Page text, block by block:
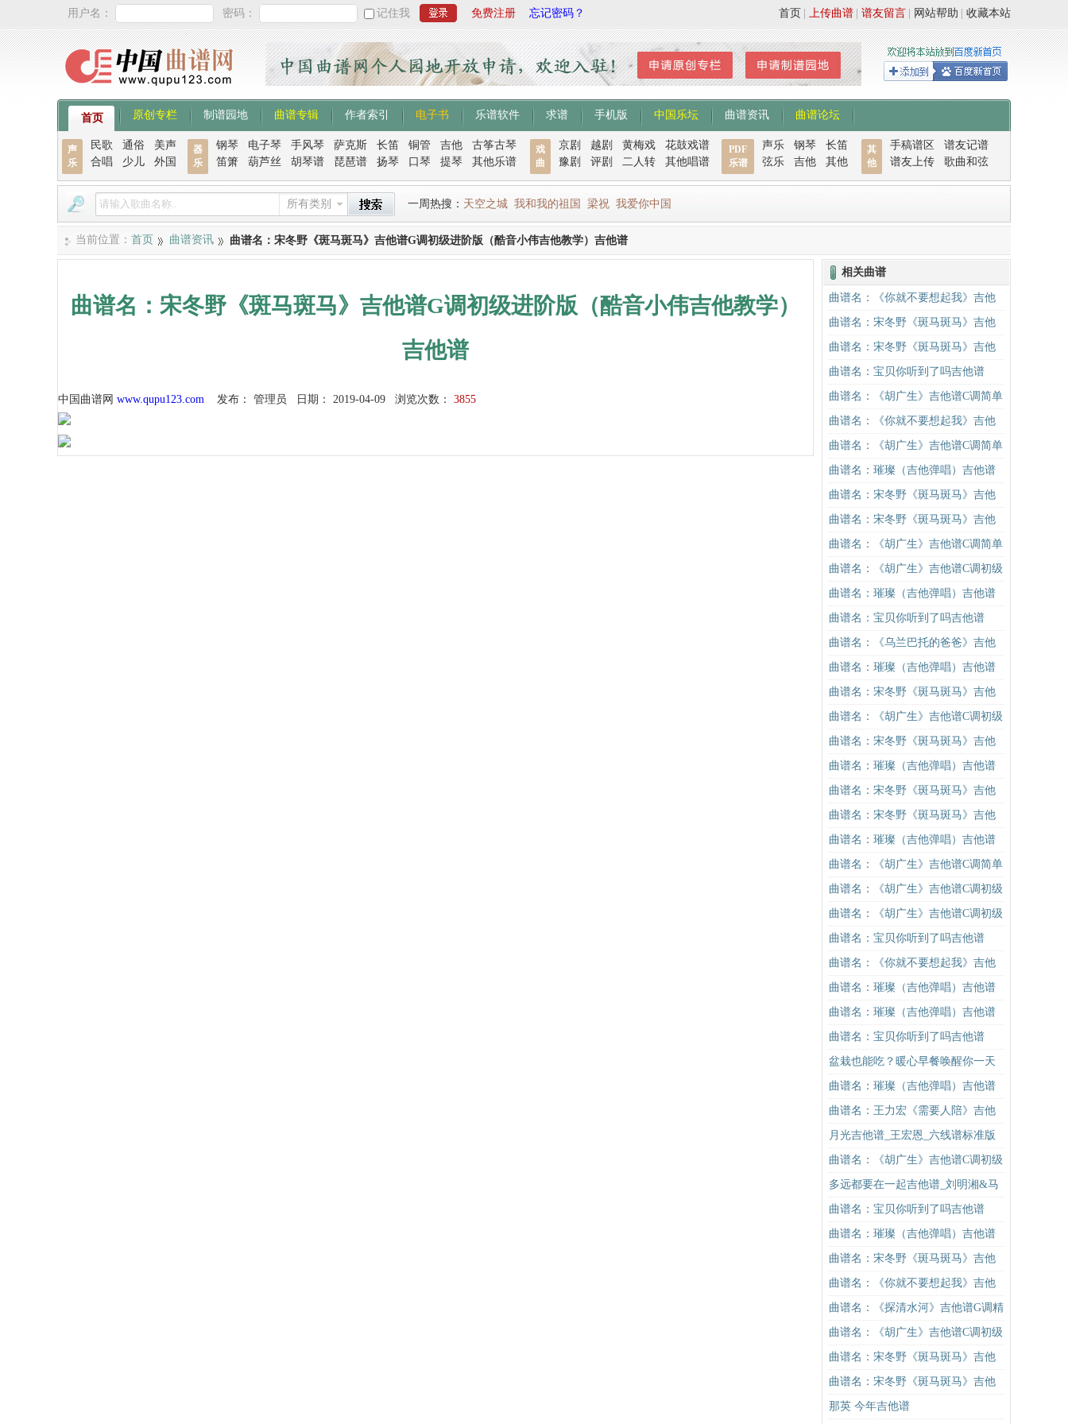
用户名： 密码： 记住我 免费注册 忘记密码？ 收藏本站
网站帮助
谱友留言
上传曲谱
首页
首页 原创专栏 制谱园地 曲谱专辑 作者索引 电子书 乐谱软件 求谱 手机版 中国乐坛 曲谱资讯 曲谱论坛
声
乐
民歌 通俗
美声
合唱
少儿 外国
器
乐
钢琴 电子琴 手风琴 萨克斯 长笛 铜管 吉他
古筝古琴
笛箫
葫芦丝 胡琴谱 琵琶谱 扬琴 口琴 提琴 其他乐谱
戏
曲
京剧 越剧 黄梅戏
花鼓戏谱
豫剧
评剧 二人转 其他唱谱
PDF
乐谱
声乐 钢琴
长笛
弦乐
吉他 其他
其
他
手稿谱区
谱友记谱
谱友上传
歌曲和弦
所有类别 一周热搜： 天空之城 我和我的祖国 梁祝 我爱你中国
当前位置： 首页 曲谱资讯 曲谱名：宋冬野《斑马斑马》吉他谱G调初级进阶版（酷音小伟吉他教学）吉他谱
曲谱名：宋冬野《斑马斑马》吉他谱G调初级进阶版（酷音小伟吉他教学）
吉他谱
中国曲谱网 www.qupu123.com 发布： 管理员 日期： 2019-04-09 浏览次数： 3855
相关曲谱
曲谱名：《你就不要想起我》吉他
谱C调简单版吉他谱
曲谱名：宋冬野《斑马斑马》吉他
谱C调简单版（酷音小伟吉他教学）
吉他谱
曲谱名：宋冬野《斑马斑马》吉他
谱C调简单版（酷音小伟吉他教学）
吉他谱
曲谱名：宝贝你听到了吗吉他谱
曲谱名：《胡广生》吉他谱C调简单
版（酷音小伟吉他弹唱教学）吉他
谱
曲谱名：《你就不要想起我》吉他
谱C调简单版吉他谱
曲谱名：《胡广生》吉他谱C调简单
版（酷音小伟吉他弹唱教学）吉他
谱
曲谱名：璀璨（吉他弹唱）吉他谱
曲谱名：宋冬野《斑马斑马》吉他
谱G调初级进阶版（酷音小伟吉他教
学）吉他谱
曲谱名：宋冬野《斑马斑马》吉他
谱G调初级进阶版（酷音小伟吉他教
学）吉他谱
曲谱名：《胡广生》吉他谱C调简单
版（酷音小伟吉他弹唱教学）吉他
谱
曲谱名：《胡广生》吉他谱C调初级
进阶版（酷音小伟吉他弹唱教学）
吉他谱
曲谱名：璀璨（吉他弹唱）吉他谱
曲谱名：宝贝你听到了吗吉他谱
曲谱名：《乌兰巴托的爸爸》吉他
谱G调入门版 英格玛 高音教编配吉
他谱
曲谱名：璀璨（吉他弹唱）吉他谱
曲谱名：宋冬野《斑马斑马》吉他
谱C调简单版（酷音小伟吉他教学）
吉他谱
曲谱名：《胡广生》吉他谱C调初级
进阶版（酷音小伟吉他弹唱教学）
吉他谱
曲谱名：宋冬野《斑马斑马》吉他
谱G调初级进阶版（酷音小伟吉他教
学）吉他谱
曲谱名：璀璨（吉他弹唱）吉他谱
曲谱名：宋冬野《斑马斑马》吉他
谱G调初级进阶版（酷音小伟吉他教
学）吉他谱
曲谱名：宋冬野《斑马斑马》吉他
谱G调初级进阶版（酷音小伟吉他教
学）吉他谱
曲谱名：璀璨（吉他弹唱）吉他谱
曲谱名：《胡广生》吉他谱C调简单
版（酷音小伟吉他弹唱教学）吉他
谱
曲谱名：《胡广生》吉他谱C调初级
进阶版（酷音小伟吉他弹唱教学）
吉他谱
曲谱名：《胡广生》吉他谱C调初级
进阶版（酷音小伟吉他弹唱教学）
吉他谱
曲谱名：宝贝你听到了吗吉他谱
曲谱名：《你就不要想起我》吉他
谱C调简单版吉他谱
曲谱名：璀璨（吉他弹唱）吉他谱
曲谱名：璀璨（吉他弹唱）吉他谱
曲谱名：宝贝你听到了吗吉他谱
盆栽也能吃？暖心早餐唤醒你一天
的活力！
曲谱名：璀璨（吉他弹唱）吉他谱
曲谱名：王力宏《需要人陪》吉他
谱C调原版（酷音小伟吉他教学）吉
他谱
月光吉他谱_王宏恩_六线谱标准版
曲谱名：《胡广生》吉他谱C调初级
进阶版（酷音小伟吉他弹唱教学）
吉他谱
多远都要在一起吉他谱_刘明湘&马
叔叔_图片谱标准版
曲谱名：宝贝你听到了吗吉他谱
曲谱名：璀璨（吉他弹唱）吉他谱
曲谱名：宋冬野《斑马斑马》吉他
谱C调简单版（酷音小伟吉他教学）
吉他谱
曲谱名：《你就不要想起我》吉他
谱C调简单版吉他谱
曲谱名：《探清水河》吉他谱G调精
华版 摩登兄弟 高音教编配吉他谱
曲谱名：《胡广生》吉他谱C调初级
进阶版（酷音小伟吉他弹唱教学）
吉他谱
曲谱名：宋冬野《斑马斑马》吉他
谱C调简单版（酷音小伟吉他教学）
吉他谱
曲谱名：宋冬野《斑马斑马》吉他
谱C调简单版（酷音小伟吉他教学）
那英 今年吉他谱